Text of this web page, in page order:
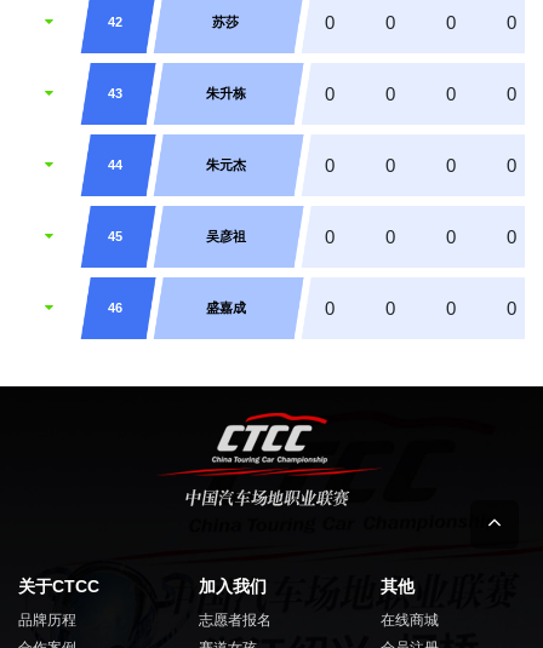
42 苏莎 0 0 0 0
43 朱升栋 0 0 0 0
44 朱元杰 0 0 0 0
45 吴彦祖 0 0 0 0
46 盛嘉成 0 0 0 0
关于CTCC
品牌历程
加入我们
志愿者报名
其他
在线商城